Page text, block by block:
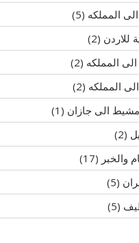
المملكه (5)
للاردن (2)
المملكه (2)
المملكه (2)
الى جازان (1)
(2)
والخبر (17)
(5)
(5)